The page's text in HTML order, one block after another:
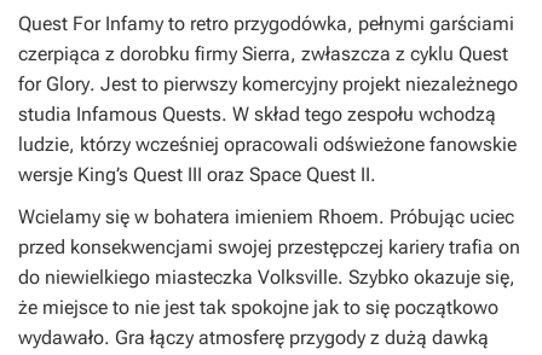
Quest For Infamy to retro przygodówka, pełnymi garściami
czerpiąca z dorobku firmy Sierra, zwłaszcza z cyklu Quest
for Glory. Jest to pierwszy komercyjny projekt niezależnego
studia Infamous Quests. W skład tego zespołu wchodzą
ludzie, którzy wcześniej opracowali odświeżone fanowskie
wersje King’s Quest III oraz Space Quest II.
Wcielamy się w bohatera imieniem Rhoem. Próbując uciec
przed konsekwencjami swojej przestępczej kariery trafia on
do niewielkiego miasteczka Volksville. Szybko okazuje się,
że miejsce to nie jest tak spokojne jak to się początkowo
wydawało. Gra łączy atmosferę przygody z dużą dawką